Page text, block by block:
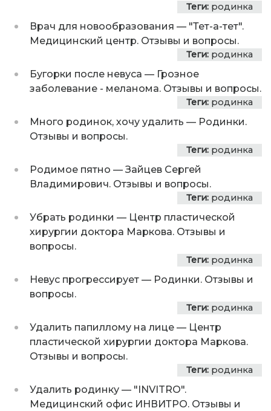
Теги: родинка
Врач для новообразования — "Тет-а-тет".
Медицинский центр. Отзывы и вопросы.
Теги: родинка
Бугорки после невуса — Грозное
заболевание - меланома. Отзывы и вопросы.
Теги: родинка
Много родинок, хочу удалить — Родинки.
Отзывы и вопросы.
Теги: родинка
Родимое пятно — Зайцев Сергей
Владимирович. Отзывы и вопросы.
Теги: родинка
Убрать родинки — Центр пластической
хирургии доктора Маркова. Отзывы и
вопросы.
Теги: родинка
Невус прогрессирует — Родинки. Отзывы и
вопросы.
Теги: родинка
Удалить папиллому на лице — Центр
пластической хирургии доктора Маркова.
Отзывы и вопросы.
Теги: родинка
Удалить родинку — "INVITRO".
Медицинский офис ИНВИТРО. Отзывы и